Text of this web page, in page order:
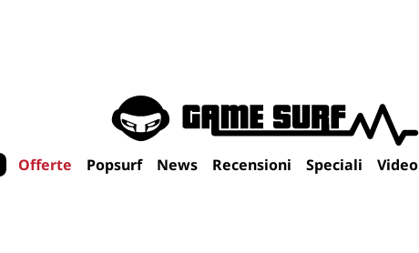
Offerte Popsurf News Recensioni Speciali Video